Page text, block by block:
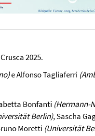
2025.
e Alfonso Tagliaferri
Bonfanti (Hermann-
Berlin), Sascha
Moretti (Universität